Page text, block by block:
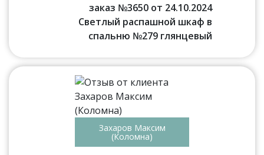
заказ №3650 от 24.10.2024
Светлый распашной шкаф в
спальню №279 глянцевый
Захаров Максим
(Коломна)